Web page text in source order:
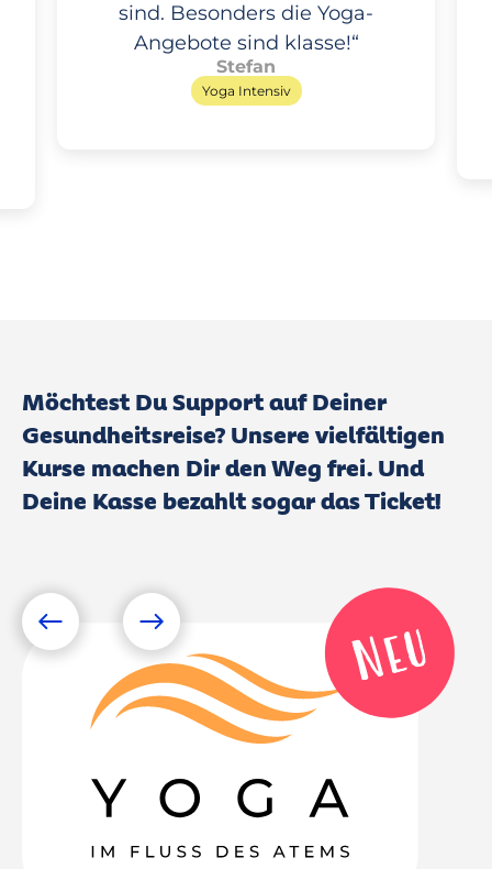
sind. Besonders die Yoga-
Angebote sind klasse!“
Stefan
Yoga Intensiv
Möchtest Du Support auf Deiner
Gesundheitsreise? Unsere vielfältigen
Kurse machen Dir den Weg frei. Und
Deine Kasse bezahlt sogar das Ticket!